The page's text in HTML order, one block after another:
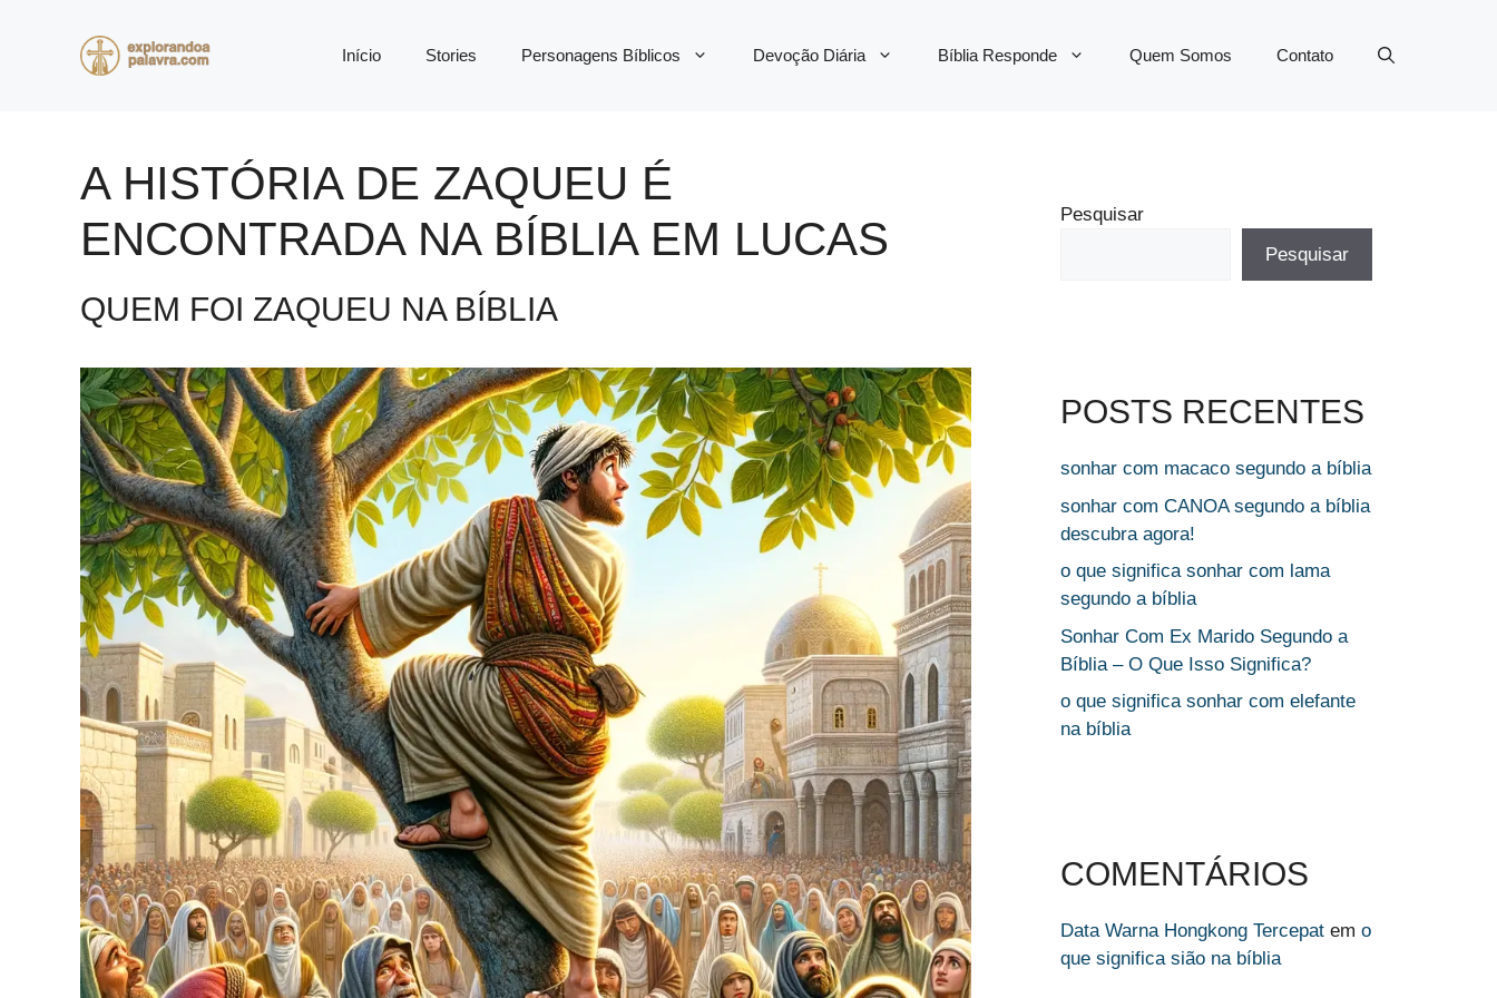
Início Stories Personagens Bíblicos Devoção Diária Bíblia Responde Quem Somos Contato
A HISTÓRIA DE ZAQUEU É
ENCONTRADA NA BÍBLIA EM LUCAS
QUEM FOI ZAQUEU NA BÍBLIA
Pesquisar
Pesquisar
POSTS RECENTES
sonhar com macaco segundo a bíblia
sonhar com CANOA segundo a bíblia
descubra agora!
o que significa sonhar com lama
segundo a bíblia
Sonhar Com Ex Marido Segundo a
Bíblia – O Que Isso Significa?
o que significa sonhar com elefante
na bíblia
COMENTÁRIOS
Data Warna Hongkong Tercepat em o
que significa sião na bíblia